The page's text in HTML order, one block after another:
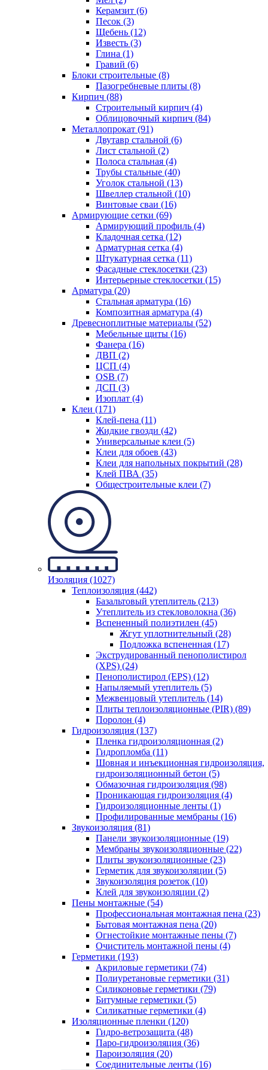
Керамзит (6)
Песок (3)
Щебень (12)
Известь (3)
Глина (1)
Гравий (6)
Блоки строительные (8)
Пазогребневые плиты (8)
Кирпич (88)
Строительный кирпич (4)
Облицовочный кирпич (84)
Металлопрокат (91)
Двутавр стальной (6)
Лист стальной (2)
Полоса стальная (4)
Трубы стальные (40)
Уголок стальной (13)
Швеллер стальной (10)
Винтовые сваи (16)
Армирующие сетки (69)
Армирующий профиль (4)
Кладочная сетка (12)
Арматурная сетка (4)
Штукатурная сетка (11)
Фасадные стеклосетки (23)
Интерьерные стеклосетки (15)
Арматура (20)
Стальная арматура (16)
Композитная арматура (4)
Древесноплитные материалы (52)
Мебельные щиты (16)
Фанера (16)
ДВП (2)
ЦСП (4)
OSB (7)
ДСП (3)
Изоплат (4)
Клеи (171)
Клей-пена (11)
Жидкие гвозди (42)
Универсальные клеи (5)
Клеи для обоев (43)
Клеи для напольных покрытий (28)
Клей ПВА (35)
Общестроительные клеи (7)
Изоляция (1027)
Теплоизоляция (442)
Базальтовый утеплитель (213)
Утеплитель из стекловолокна (36)
Вспененный полиэтилен (45)
Жгут уплотнительный (28)
Подложка вспененная (17)
Экструдированный пенополистирол
(XPS) (24)
Пенополистирол (EPS) (12)
Напыляемый утеплитель (5)
Межвенцовый утеплитель (14)
Плиты теплоизоляционные (PIR) (89)
Поролон (4)
Гидроизоляция (137)
Пленка гидроизоляционная (2)
Гидропломба (11)
Шовная и инъекционная гидроизоляция,
гидроизоляционный бетон (5)
Обмазочная гидроизоляция (98)
Проникающая гидроизоляция (4)
Гидроизоляционные ленты (1)
Профилированные мембраны (16)
Звукоизоляция (81)
Панели звукоизоляционные (19)
Мембраны звукоизоляционные (22)
Плиты звукоизоляционные (23)
Герметик для звукоизоляции (5)
Звукоизоляция розеток (10)
Клей для звукоизоляции (2)
Пены монтажные (54)
Профессиональная монтажная пена (23)
Бытовая монтажная пена (20)
Огнестойкие монтажные пены (7)
Очиститель монтажной пены (4)
Герметики (193)
Акриловые герметики (74)
Полиуретановые герметики (31)
Силиконовые герметики (79)
Битумные герметики (5)
Силикатные герметики (4)
Изоляционные пленки (120)
Гидро-ветрозащита (48)
Паро-гидроизоляция (36)
Пароизоляция (20)
Соединительные ленты (16)